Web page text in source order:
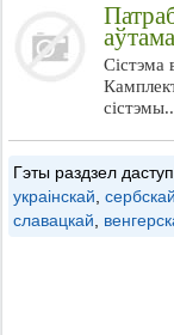
Сістэма
Гэты раздзел
украінскай сербскай
славацкай